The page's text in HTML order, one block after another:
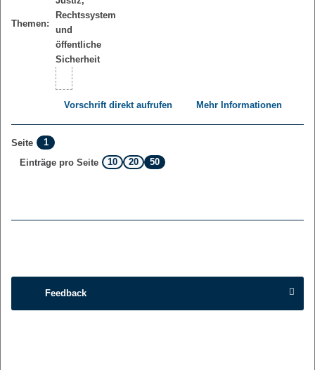
Themen:
Vorschrift direkt aufrufen Mehr Informationen
Seite
1
Einträge pro Seite
10 20 50
Feedback